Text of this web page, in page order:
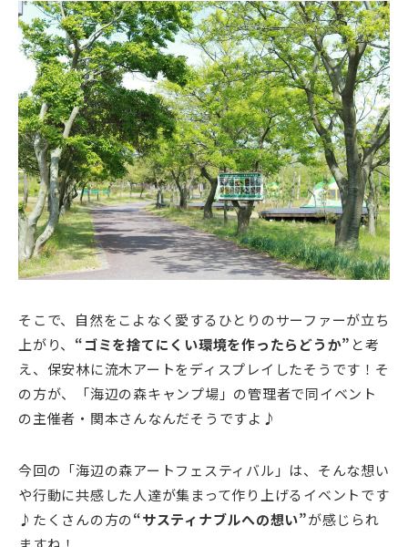
そこで、自然をこよなく愛するひとりのサーファーが立ち
上がり、 “ゴミを捨てにくい環境を作ったらどうか” と考
え、保安林に流木アートをディスプレイしたそうです！そ
の方が、「海辺の森キャンプ場」の管理者で同イベント
の主催者・関本さんなんだそうですよ♪
今回の「海辺の森アートフェスティバル」は、そんな想い
や行動に共感した人達が集まって作り上げるイベントです
♪たくさんの方の“サスティナブルへの想い”が感じられ